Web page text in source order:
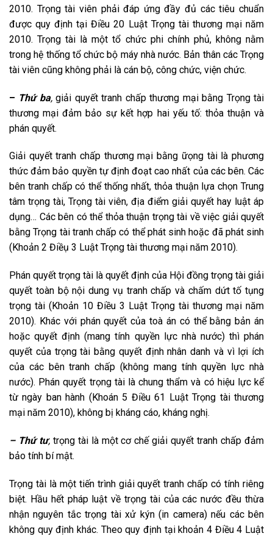
2010. Trọng tài viên phải đáp ứng đầy đủ các tiêu chuẩn
được quy định tại Điều 20 Luật Trọng tài thương mại năm
2010. Trọng tài là một tổ chức phi chính phủ, không nằm
trong hệ thống tổ chức bộ máy nhà nước. Bản thân các Trọng
tài viên cũng không phải là cán bộ, công chức, viện chức.
– Thứ ba,giải quyết tranh chấp thương mại bằng Trọng tài
thương mại đảm bảo sự kết hợp hai yếu tố: thỏa thuận và
phán quyết.
Giải quyết tranh chấp thương mại bằng ữọng tài là phương
thức đảm bảo quyền tự định đoạt cao nhất của các bên. Các
bên tranh chấp có thể thống nhất, thỏa thuận lựa chọn Trung
tâm trọng tài, Trọng tài viên, địa điểm giải quyết hay luật áp
dụng… Các bên có thể thỏa thuận trọng tài về việc giải quyết
bằng Trọng tài tranh chấp có thể phát sinh hoặc đã phát sinh
(Khoản 2 Điềụ 3 Luật Trọng tài thương mại năm 2010).
Phán quyết trọng tài là quyết định của Hội đồng trọng tài giải
quyết toàn bộ nội dung vụ tranh chấp và chấm dứt tố tụng
trọng tài (Khoản 10 Điều 3 Luật Trọng tài thương mại năm
2010). Khác với phán quyết của toà án có thể bằng bản án
hoặc quyết định (mang tính quyền lực nhà nước) thì phán
quyết của trọng tài bằng quyết định nhân danh và vì lợi ích
của các bên tranh chấp (không mang tính quyền lực nhà
nước). Phán quyết trọng tài là chung thẩm và có hiệu lực kể
từ ngày ban hành (Khoán 5 Điều 61 Luật Trọng tài thương
mại năm 2010), không bị kháng cáo, kháng nghị.
– Thứ tư,trọng tài là một cơ chế giải quyết tranh chấp đảm
bảo tính bí mật.
Trọng tài là một tiến trình giải quyết tranh chấp có tính riêng
biệt. Hầu hết pháp luật về trọng tài của các nước đều thừa
nhận nguyên tắc trọng tài xử kýn (in camera) nếu các bên
không quy định khác. Theo quy định tại khoản 4 Điều 4 Luật